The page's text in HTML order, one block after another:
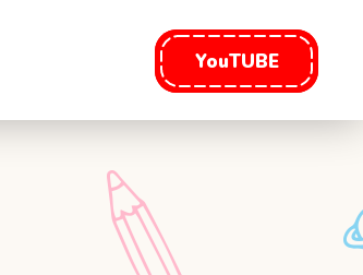
YouTUBE